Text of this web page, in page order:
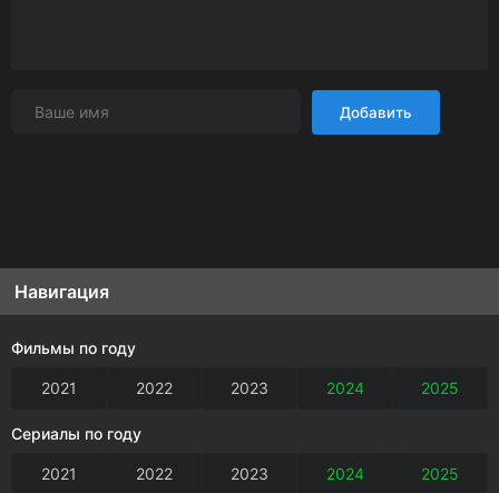
Добавить
Навигация
Фильмы по году
2021 2022 2023 2024 2025
Сериалы по году
2021 2022 2023 2024 2025